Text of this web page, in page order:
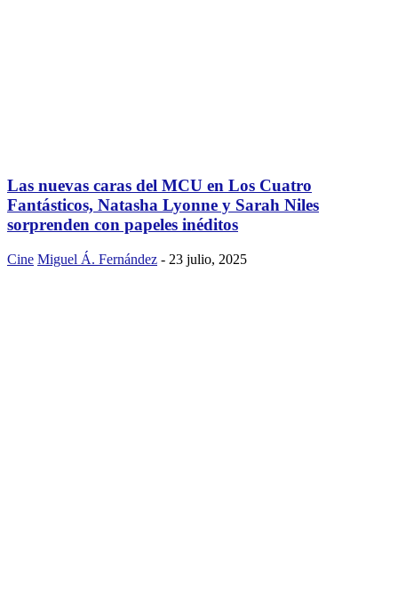
Las nuevas caras del MCU en Los Cuatro
Fantásticos, Natasha Lyonne y Sarah Niles
sorprenden con papeles inéditos
Cine Miguel Á. Fernández - 23 julio, 2025